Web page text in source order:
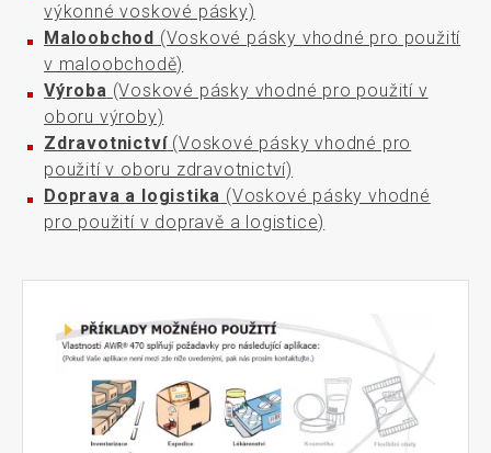
výkonné voskové pásky)
Maloobchod (Voskové pásky vhodné pro použití
v maloobchodě)
Výroba (Voskové pásky vhodné pro použití v
oboru výroby)
Zdravotnictví(Voskové pásky vhodné pro
použití v oboru zdravotnictví)
Doprava a logistika (Voskové pásky vhodné
pro použití v dopravě a logistice)